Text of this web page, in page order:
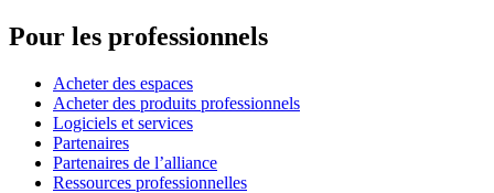
Pour les professionnels
Acheter des espaces
Acheter des produits professionnels
Logiciels et services
Partenaires
Partenaires de l’alliance
Ressources professionnelles